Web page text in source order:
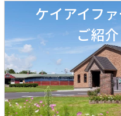
ケイアイフ
ご紹介